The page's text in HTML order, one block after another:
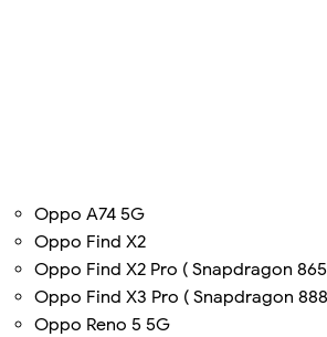
Oppo A74 5G
Oppo Find X2
Oppo Find X2 Pro ( Snapdragon
Oppo Find X3 Pro ( Snapdragon
Oppo Reno 5 5G